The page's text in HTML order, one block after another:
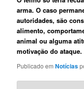
arma. O caso
autoridades, são
alimento,
animal ou alguma
motivação do ataque.
Publicado emNotícias